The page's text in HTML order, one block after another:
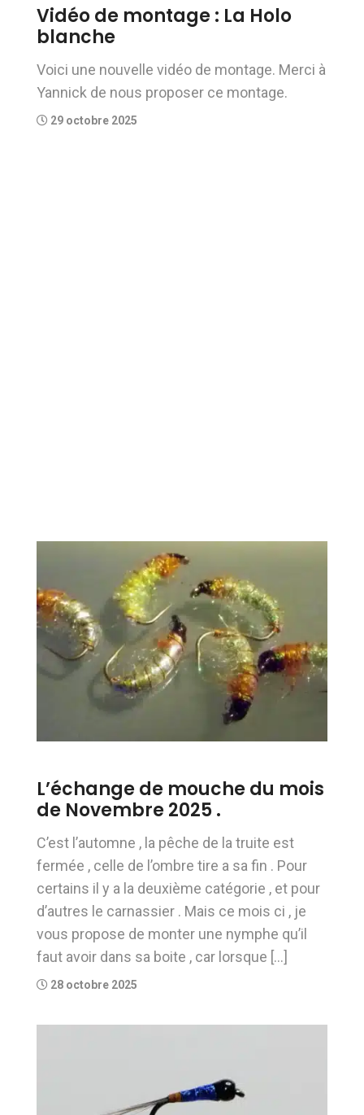
Vidéo de montage : La Holo
blanche
Voici une nouvelle vidéo de montage. Merci à
Yannick de nous proposer ce montage.
29 octobre 2025
L’échange de mouche du mois
de Novembre 2025 .
C’est l’automne , la pêche de la truite est
fermée , celle de l’ombre tire a sa fin . Pour
certains il y a la deuxième catégorie , et pour
d’autres le carnassier . Mais ce mois ci , je
vous propose de monter une nymphe qu’il
faut avoir dans sa boite , car lorsque […]
28 octobre 2025